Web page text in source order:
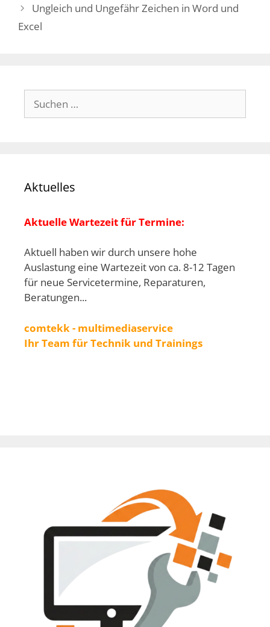
Ungleich und Ungefähr Zeichen in Word und
Excel
Suchen
nach:
Aktuelles
Aktuelle Wartezeit für Termine:
Aktuell haben wir durch unsere hohe
Auslastung eine Wartezeit von ca. 8-12 Tagen
für neue Servicetermine, Reparaturen,
Beratungen...
comtekk - multimediaservice
Ihr Team für Technik und Trainings